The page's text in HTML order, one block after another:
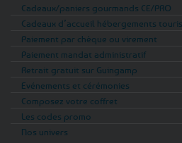
Cadeaux/paniers gourmands CE/PRO
Cadeaux d’accueil hébergements
Paiement par chèque ou virement
Paiement mandat administratif
Retrait gratuit sur Guingamp
Evénements et cérémonies
Composez votre coffret
Les codes promo
Nos univers